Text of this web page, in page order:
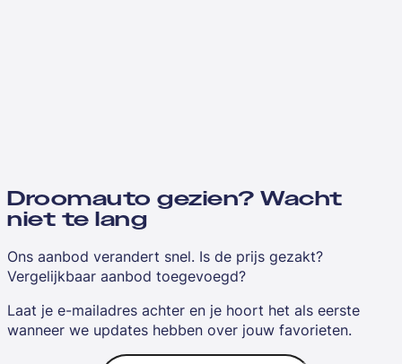
Droomauto gezien? Wacht
niet te lang
Ons aanbod verandert snel. Is de prijs gezakt?
Vergelijkbaar aanbod toegevoegd?
Laat je e-mailadres achter en je hoort het als eerste
wanneer we updates hebben over jouw favorieten.